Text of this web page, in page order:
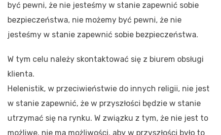
być pewni, że nie jesteśmy w stanie zapewnić sobie
bezpieczeństwa, nie możemy być pewni, że nie
jesteśmy w stanie zapewnić sobie bezpieczeństwa.
W tym celu należy skontaktować się z biurem obsługi
klienta.
Helenistik, w przeciwieństwie do innych religii, nie jest
w stanie zapewnić, że w przyszłości będzie w stanie
utrzymać się na rynku. W związku z tym, że nie jest to
możliwe, nie ma możliwości, aby w przyszłości było to